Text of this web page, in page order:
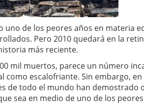
de 2025
software punto de venta? 3 de octubre de
uno de los peores años en materia
Pero 2010 quedará en la
más reciente.
mil muertos, parece un número
como escalofriante. Sin embargo,
de todo el mundo han demostrado
sea en medio de uno de los